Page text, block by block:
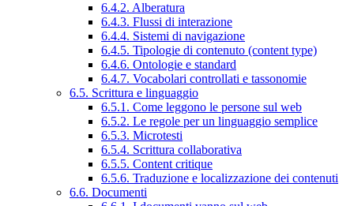
6.4.2. Alberatura
6.4.3. Flussi di interazione
6.4.4. Sistemi di navigazione
6.4.5. Tipologie di contenuto (content type)
6.4.6. Ontologie e standard
6.4.7. Vocabolari controllati e tassonomie
6.5. Scrittura e linguaggio
6.5.1. Come leggono le persone sul web
6.5.2. Le regole per un linguaggio semplice
6.5.3. Microtesti
6.5.4. Scrittura collaborativa
6.5.5. Content critique
6.5.6. Traduzione e localizzazione dei contenuti
6.6. Documenti